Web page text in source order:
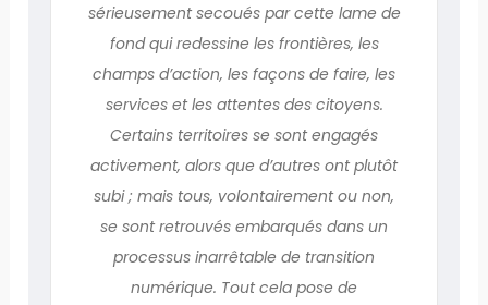
sérieusement secoués par cette lame de
fond qui redessine les frontières, les
champs d’action, les façons de faire, les
services et les attentes des citoyens.
Certains territoires se sont engagés
activement, alors que d’autres ont plutôt
subi ; mais tous, volontairement ou non,
se sont retrouvés embarqués dans un
processus inarrêtable de transition
numérique. Tout cela pose de